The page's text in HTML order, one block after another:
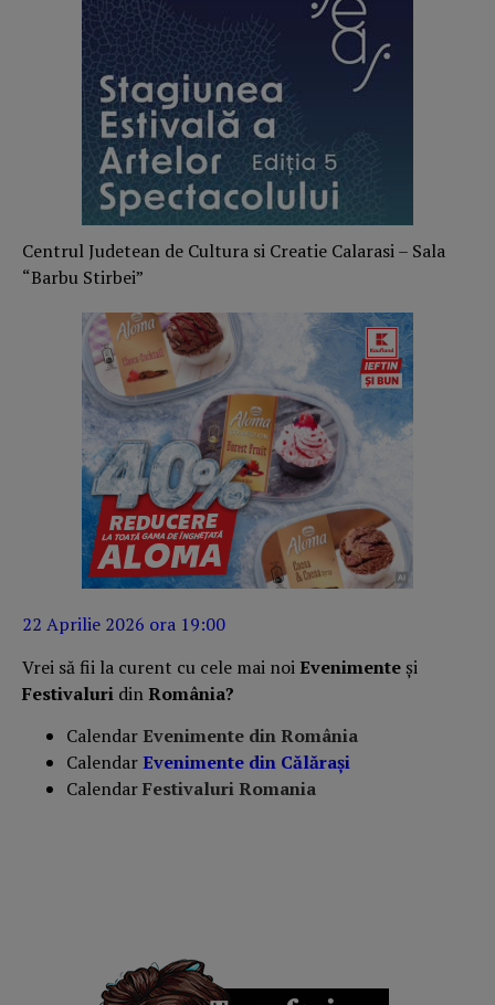
Centrul Judetean de Cultura si Creatie Calarasi – Sala
“Barbu Stirbei”
22 Aprilie 2026 ora 19:00
Vrei să fii la curent cu cele mai noiEvenimente și
Festivaluri dinRomânia?
Calendar Evenimente din România
CalendarEvenimente din Călărași
CalendarFestivaluri Romania